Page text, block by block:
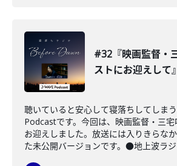
#32『映画監督・
ストにお迎えして』
聴いていると安心して寝落ちしてしま
Podcastです。今回は、映画監督・三
お迎えしました。放送には入りきらな
た未公開バージョンです。●地上波ラ